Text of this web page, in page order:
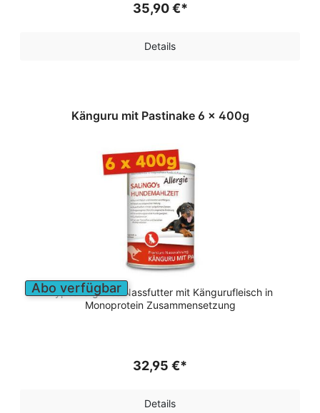
35,90 €*
Details
Abo verfügbar
Känguru mit Pastinake 6 x 400g
Hypoallergenes Nassfutter mit Kängurufleisch in
Monoprotein Zusammensetzung
32,95 €*
Details